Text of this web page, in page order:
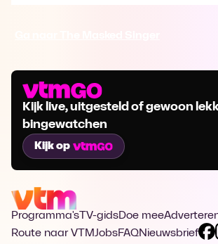
Kijk live, uitgesteld of gewoon
bingewatchen
Kijk op
Programma's TV-gidsDoe mee
Route naar VTMJobsFAQNieuwsbrief